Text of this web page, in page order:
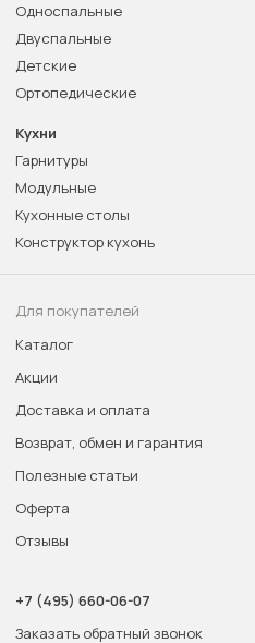
Односпальные
Двуспальные
Детские
Ортопедические
Кухни
Гарнитуры
Модульные
Кухонные столы
Конструктор кухонь
Для покупателей
Каталог
Акции
Доставка и оплата
Возврат, обмен и гарантия
Полезные статьи
Оферта
Отзывы
+7 (495) 660-06-07
Заказать обратный звонок